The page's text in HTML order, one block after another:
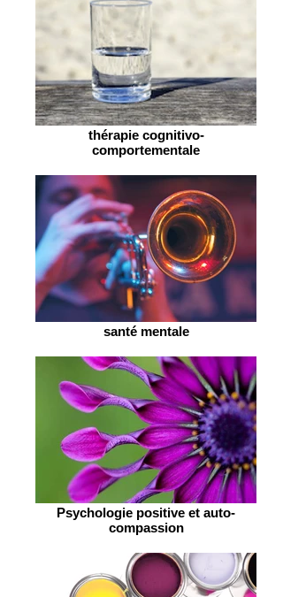
thérapie cognitivo-
comportementale
santé mentale
Psychologie positive et auto-
compassion